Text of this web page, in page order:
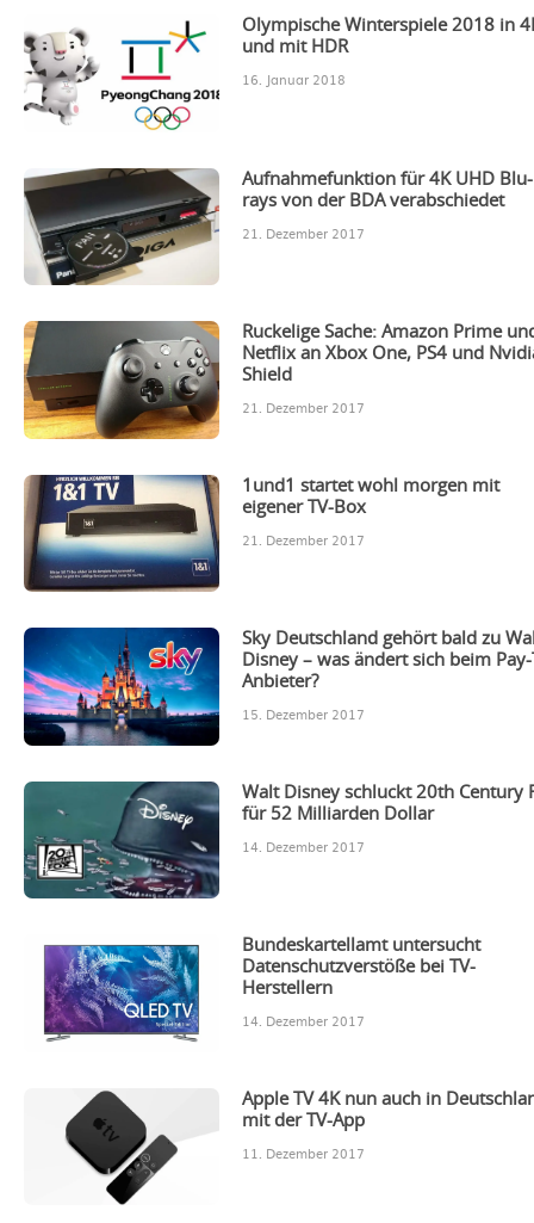
Olympische Winterspiele 2018 in
und mit HDR
16. Januar 2018
Aufnahmefunktion für 4K UHD Blu-
rays von der BDA verabschiedet
21. Dezember 2017
Ruckelige Sache: Amazon Prime
Netflix an Xbox One, PS4 und
Shield
21. Dezember 2017
1und1 startet wohl morgen mit
eigener TV-Box
21. Dezember 2017
Sky Deutschland gehört bald zu
Disney – was ändert sich beim Pay-
Anbieter?
15. Dezember 2017
Walt Disney schluckt 20th Century
für 52 Milliarden Dollar
14. Dezember 2017
Bundeskartellamt untersucht
Datenschutzverstöße bei TV-
Herstellern
14. Dezember 2017
Apple TV 4K nun auch in
mit der TV-App
11. Dezember 2017